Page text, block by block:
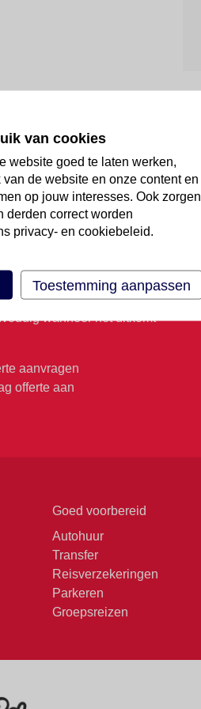
66 55 999
ons
een afspraak
wanneer het uitkomt
aanvragen
offerte aan
Goed voorbereid
Autohuur
Transfer
Reisverzekeringen
Parkeren
Groepsreizen
van cookies
website goed te laten werken,
de website en onze content en
op jouw interesses. Ook zorgen
derden correct worden
privacy- en cookiebeleid.
Toestemming aanpassen